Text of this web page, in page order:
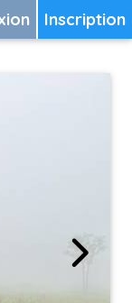
Inscription